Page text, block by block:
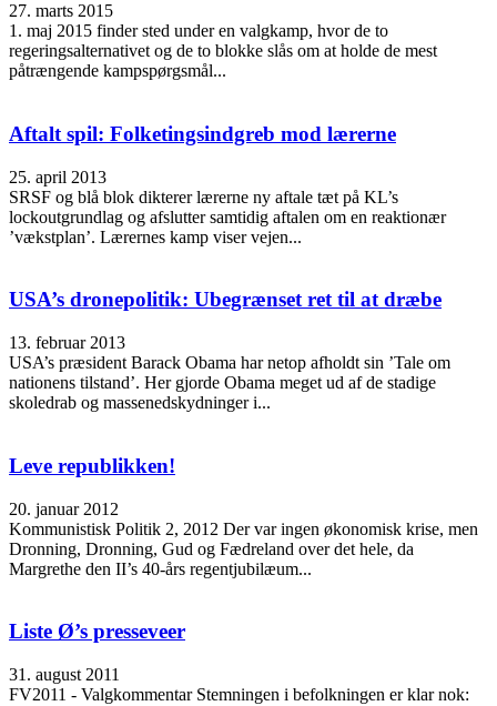
27. marts 2015
1. maj 2015 finder sted under en valgkamp, hvor de to
regeringsalternativet og de to blokke slås om at holde de mest
påtrængende kampspørgsmål...
Aftalt spil: Folketingsindgreb mod lærerne
25. april 2013
SRSF og blå blok dikterer lærerne ny aftale tæt på KL’s
lockoutgrundlag og afslutter samtidig aftalen om en reaktionær
’vækstplan’. Lærernes kamp viser vejen...
USA’s dronepolitik: Ubegrænset ret til at dræbe
13. februar 2013
USA’s præsident Barack Obama har netop afholdt sin ’Tale om
nationens tilstand’. Her gjorde Obama meget ud af de stadige
skoledrab og massenedskydninger i...
Leve republikken!
20. januar 2012
Kommunistisk Politik 2, 2012 Der var ingen økonomisk krise, men
Dronning, Dronning, Gud og Fædreland over det hele, da
Margrethe den II’s 40-års regentjubilæum...
Liste Ø’s presseveer
31. august 2011
FV2011 - Valgkommentar Stemningen i befolkningen er klar nok: